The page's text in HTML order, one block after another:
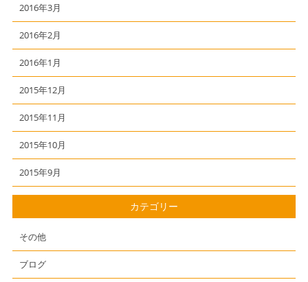
2016年3月
2016年2月
2016年1月
2015年12月
2015年11月
2015年10月
2015年9月
カテゴリー
その他
ブログ